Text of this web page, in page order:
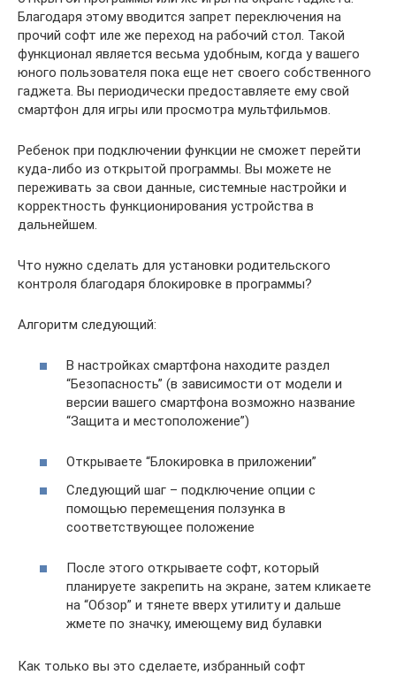
Благодаря этому вводится запрет переключения на
прочий софт иле же переход на рабочий стол. Такой
функционал является весьма удобным, когда у вашего
юного пользователя пока еще нет своего собственного
гаджета. Вы периодически предоставляете ему свой
смартфон для игры или просмотра мультфильмов.
Ребенок при подключении функции не сможет перейти
куда-либо из открытой программы. Вы можете не
переживать за свои данные, системные настройки и
корректность функционирования устройства в
дальнейшем.
Что нужно сделать для установки родительского
контроля благодаря блокировке в программы?
Алгоритм следующий:
В настройках смартфона находите раздел
“Безопасность” (в зависимости от модели и
версии вашего смартфона возможно название
“Защита и местоположение”)
Открываете “Блокировка в приложении”
Следующий шаг – подключение опции с
помощью перемещения ползунка в
соответствующее положение
После этого открываете софт, который
планируете закрепить на экране, затем кликаете
на “Обзор” и тянете вверх утилиту и дальше
жмете по значку, имеющему вид булавки
Как только вы это сделаете, избранный софт